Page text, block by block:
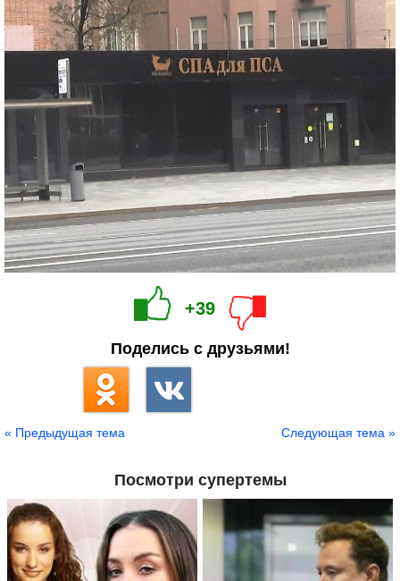
+39
Поделись с друзьями!
« Предыдущая тема Следующая тема »
Посмотри супертемы